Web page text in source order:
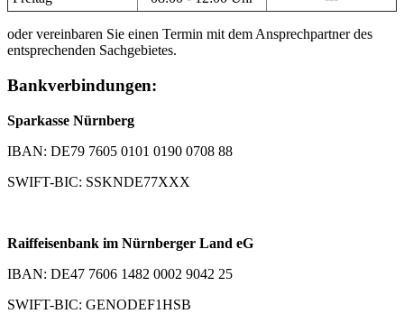
oder vereinbaren Sie einen Termin mit dem Ansprechpartner des
entsprechenden Sachgebietes.
Bankverbindungen:
Sparkasse Nürnberg
IBAN: DE79 7605 0101 0190 0708 88
SWIFT-BIC: SSKNDE77XXX
Raiffeisenbank im Nürnberger Land eG
IBAN: DE47 7606 1482 0002 9042 25
SWIFT-BIC: GENODEF1HSB